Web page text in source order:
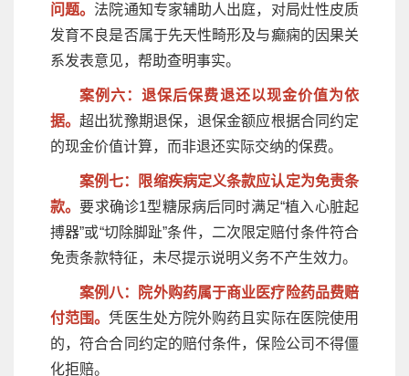
问题。 法院通知专家辅助人出庭，对局灶性皮质
发育不良是否属于先天性畸形及与癫痫的因果关
系发表意见，帮助查明事实。
案例六：退保后保费退还以现金价值为依
据。超出犹豫期退保，退保金额应根据合同约定
的现金价值计算，而非退还实际交纳的保费。
案例七：限缩疾病定义条款应认定为免责条
款。要求确诊1型糖尿病后同时满足“植入心脏起
搏器”或“切除脚趾”条件，二次限定赔付条件符合
免责条款特征，未尽提示说明义务不产生效力。
案例八：院外购药属于商业医疗险药品费赔
付范围。凭医生处方院外购药且实际在医院使用
的，符合合同约定的赔付条件，保险公司不得僵
化拒赔。